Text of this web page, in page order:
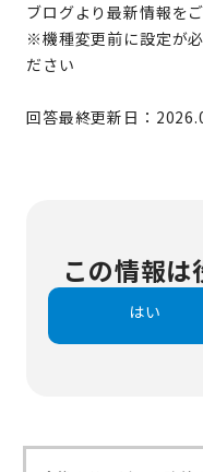
ブログより最新情報を
※機種変更前に設定が
ださい
回答最終更新日：
この情報は
はい